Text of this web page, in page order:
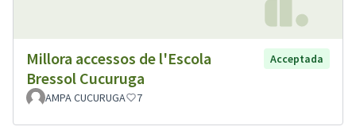
Millora accessos de l'Escola
Bressol Cucuruga
Acceptada
AMPA CUCURUGA 7